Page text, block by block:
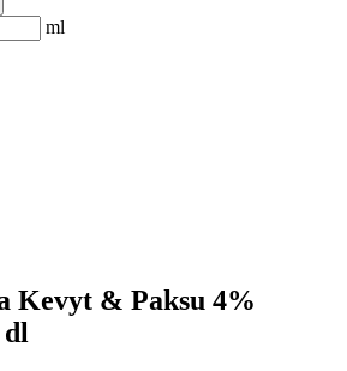
ml
Kevyt & Paksu 4%